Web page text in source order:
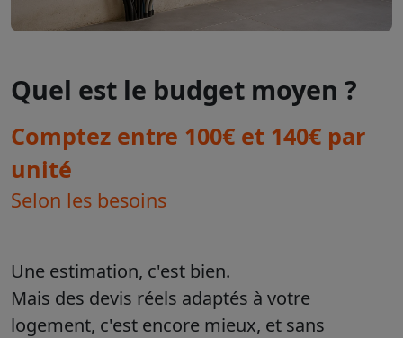
Quel est le budget moyen ?
Comptez entre 100€ et 140€ par
unité
Selon les besoins
Une estimation, c'est bien.
Mais des devis réels adaptés à votre
logement, c'est encore mieux, et sans